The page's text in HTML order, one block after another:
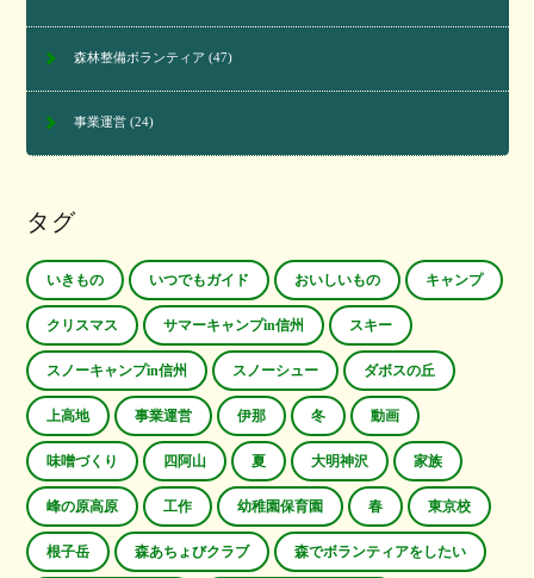
森林整備ボランティア (47)
事業運営(24)
タグ
いきもの いつでもガイド おいしいもの キャンプ
クリスマス サマーキャンプin信州 スキー
スノーキャンプin信州 スノーシュー ダボスの丘
上高地 事業運営 伊那 冬 動画
味噌づくり 四阿山 夏 大明神沢 家族
峰の原高原 工作 幼稚園保育園 春 東京校
根子岳 森あちょびクラブ 森でボランティアをしたい